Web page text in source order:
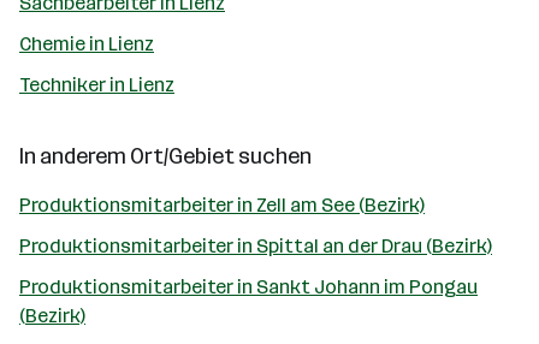
Chemie in Lienz
Techniker in Lienz
In anderem Ort/Gebiet suchen
Produktionsmitarbeiter in Zell am See (Bezirk)
Produktionsmitarbeiter in Spittal an der Drau (Bezirk)
Produktionsmitarbeiter in Sankt Johann im Pongau
(Bezirk)